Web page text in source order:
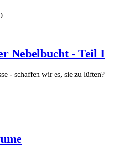
Nebelbucht - Teil I
- schaffen wir es, sie zu lüften?